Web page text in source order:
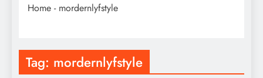
Home - mordernlyfstyle
Tag: mordernlyfstyle